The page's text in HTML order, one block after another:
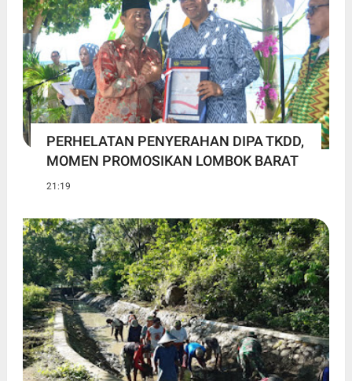
PERHELATAN PENYERAHAN DIPA TKDD,
MOMEN PROMOSIKAN LOMBOK BARAT
21:19